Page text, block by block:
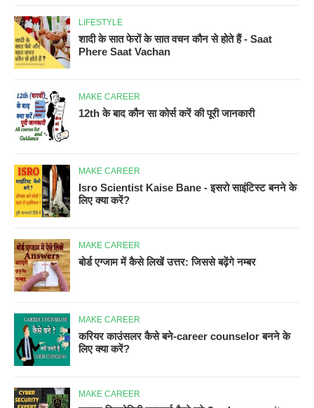
LIFESTYLE
शादी के सात फेरों के सात वचन कौन से होते हैं - Saat
Phere Saat Vachan
MAKE CAREER
12th के बाद कौन सा कोर्स करें की पूरी जानकारी
MAKE CAREER
Isro Scientist Kaise Bane - इसरो साइंटिस्ट बनने के
लिए क्या करें?
MAKE CAREER
बोर्ड एग्जाम में कैसे लिखें उत्तर: जिससे बढ़ेंगे नम्बर
MAKE CAREER
करियर काउंसलर कैसे बने-career counselor बनने के
लिए क्या करें?
MAKE CAREER